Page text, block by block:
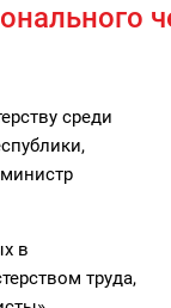
среди
в
труда,